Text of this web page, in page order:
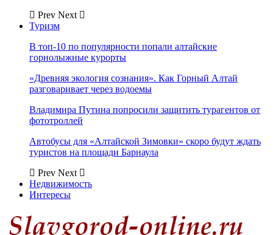
Prev Next
Туризм
В топ-10 по популярности попали алтайские
горнолыжные курорты
«Древняя экология сознания». Как Горный Алтай
разговаривает через водоемы
Владимира Путина попросили защитить турагентов от
фототроллей
Автобусы для «Алтайской Зимовки» скоро будут ждать
туристов на площади Барнаула
Prev Next
Недвижимость
Интересы